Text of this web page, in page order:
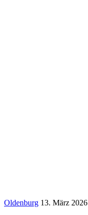
Oldenburg 13. März 2026